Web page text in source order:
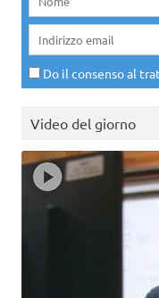
Do il consenso al
Video del giorno